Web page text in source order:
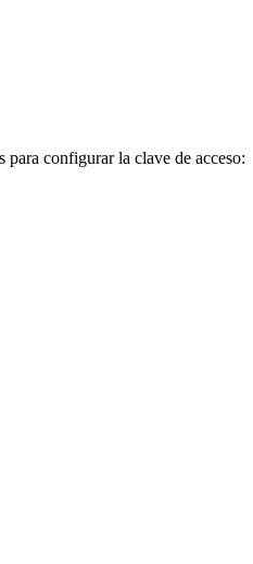
para configurar la clave de acceso: